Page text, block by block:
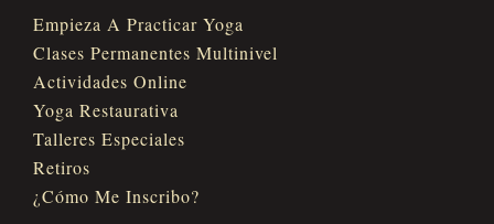
Empieza A Practicar Yoga
Clases Permanentes Multinivel
Actividades Online
Yoga Restaurativa
Talleres Especiales
Retiros
¿Cómo Me Inscribo?